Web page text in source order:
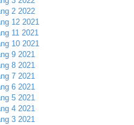
2 2022
12 2021
11 2021
10 2021
9 2021
8 2021
7 2021
6 2021
5 2021
4 2021
3 2021